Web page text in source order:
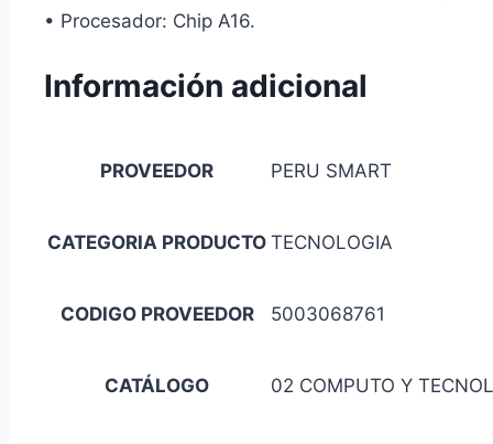
• Procesador: Chip A16.
Información adicional
PROVEEDOR PERU SMART
CATEGORIA PRODUCTO TECNOLOGIA
CODIGO PROVEEDOR 5003068761
CATÁLOGO 02 COMPUTO Y